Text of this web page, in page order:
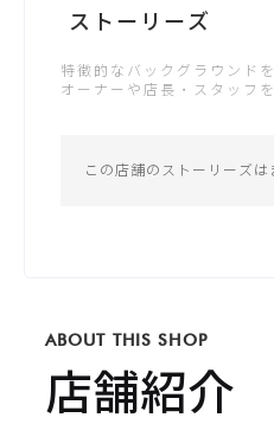
kanda_roost
木：19:00 - 5:00
土：15:00 - 5:00
日：18:00 - 24:00
ストーリーズ
特徴的なバックグラウンド
オーナーや店長・スタッフ
この店舗のストーリーズは
ABOUT THIS SHOP
店舗紹介